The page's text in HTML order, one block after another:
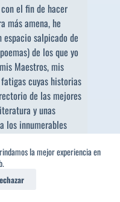
la mejor experiencia en
el fin de hacer
más amena, he
espacio salpicado de
de los que yo
Maestros, mis
cuyas historias
de las mejores
y unas
los innumerables